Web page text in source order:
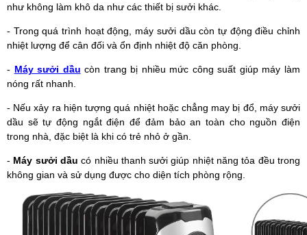
như không làm khô da như các thiết bị sưởi khác.
- Trong quá trình hoạt động, máy sưởi dầu còn tự động điều chỉnh
nhiệt lượng để cân đối và ổn định nhiệt độ căn phòng.
- Máy sưởi dầu còn trang bị nhiều mức công suất giúp máy làm
nóng rất nhanh.
- Nếu xảy ra hiện tượng quá nhiệt hoặc chẳng may bị đổ, máy sưởi
dầu sẽ tự động ngắt điện để đảm bảo an toàn cho nguồn điện
trong nhà, đặc biệt là khi có trẻ nhỏ ở gần.
- Máy sưởi dầu có nhiều thanh sưởi giúp nhiệt năng tỏa đều trong
không gian và sử dụng được cho diện tích phòng rộng.